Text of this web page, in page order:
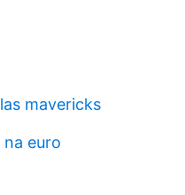
mavericks
euro